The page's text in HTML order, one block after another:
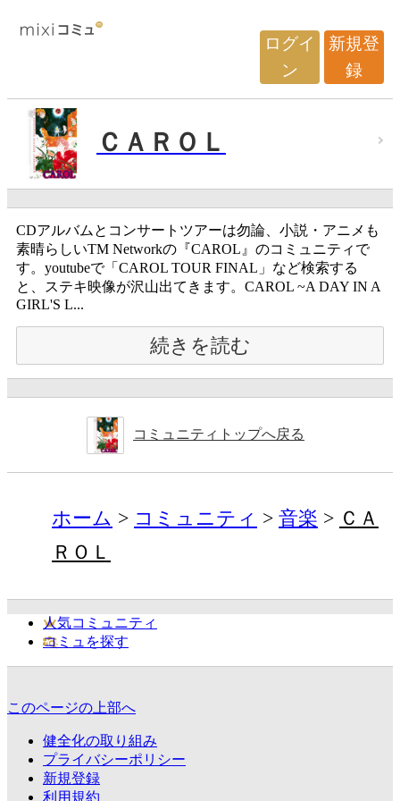
ログイ
ン
新規登
録
ＣＡＲＯＬ
CDアルバムとコンサートツアーは勿論、小説・アニメも
素晴らしいTM Networkの『CAROL』のコミュニティで
す。youtubeで「CAROL TOUR FINAL」など検索する
と、ステキ映像が沢山出てきます。CAROL ~A DAY IN A
GIRL'S L...
続きを読む
コミュニティトップへ戻る
ホーム コミュニティ 音楽
ＣＡ
ＲＯＬ
人気コミュニティ
コミュを探す
このページの上部へ
健全化の取り組み
プライバシーポリシー
新規登録
利用規約